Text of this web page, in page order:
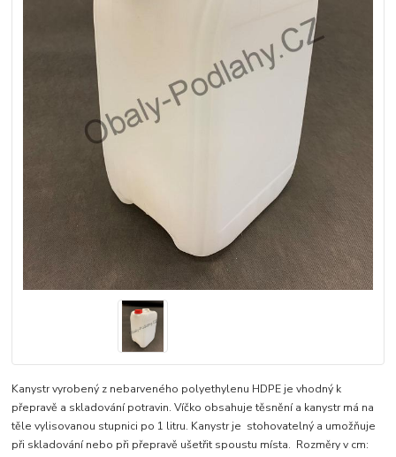
Kanystr vyrobený z nebarveného polyethylenu HDPE je vhodný k
přepravě a skladování potravin. Víčko obsahuje těsnění a kanystr má na
těle vylisovanou stupnici po 1 litru. Kanystr je stohovatelný a umožňuje
při skladování nebo při přepravě ušetřit spoustu místa. Rozměry v cm: